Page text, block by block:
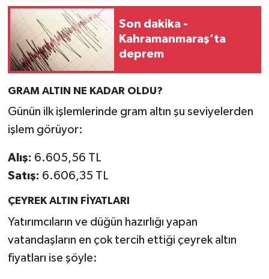
Son dakika -
Kahramanmaraş’ta
deprem
GRAM ALTIN NE KADAR OLDU?
Günün ilk işlemlerinde gram altın şu seviyelerden
işlem görüyor:
Alış: 6.605,56 TL
Satış: 6.606,35 TL
ÇEYREK ALTIN FİYATLARI
Yatırımcıların ve düğün hazırlığı yapan
vatandaşların en çok tercih ettiği çeyrek altın
fiyatları ise şöyle: